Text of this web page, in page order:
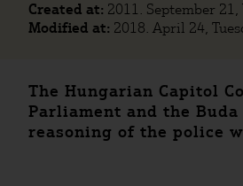
Created at: 2011. September 21,
Modified at: 2018. April 24,
The Hungarian Capitol
Parliament and the
reasoning of the police